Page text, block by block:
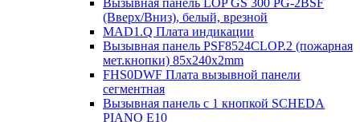
Вызывная панель LOP GS 300 PG-2BSF
(Вверх/Вниз), белый, врезной
MAD1.Q Плата индикации
Вызывная панель PSF8524CLOP.2 (пожарная
мет.кнопки) 85х240х2mm
FHS0DWF Плата вызывной панели
сегментная
Вызывная панель с 1 кнопкой SCHEDA
PIANO E10